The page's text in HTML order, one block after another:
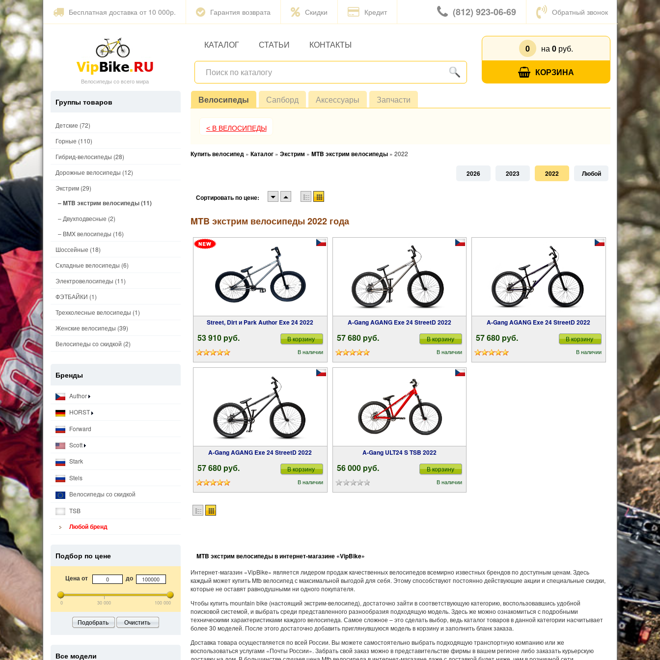
Бесплатная доставка от 10 000р. Гарантия возврата Скидки Кредит (812) 923-06-69 Обратный звонок
Велосипеды со всего мира
КАТАЛОГ СТАТЬИ КОНТАКТЫ 0 на 0руб.
КОРЗИНА
Велосипеды Сапборд Аксессуары Запчасти
< В ВЕЛОСИПЕДЫ
Купить велосипед » Каталог » Экстрим » MTB экстрим велосипеды » 2022
2026 2023 2022 Любой
Сортировать по цене:
MTB экстрим велосипеды 2022 года
Street, Dirt и Park Author Exe 24 2022
53 910 pуб. В корзину
В наличии
A-Gang AGANG Exe 24 StreetD 2022
57 680 pуб. В корзину
В наличии
A-Gang AGANG Exe 24 StreetD 2022
57 680 pуб. В корзину
В наличии
A-Gang AGANG Exe 24 StreetD 2022
57 680 pуб. В корзину
В наличии
A-Gang ULT24 S TSB 2022
56 000 pуб. В корзину
В наличии
MTB экстрим велосипеды в интернет-магазине «VipBike»
Интернет-магазин «VipBike» является лидером продаж качественных велосипедов всемирно известных брендов по доступным ценам. Здесь
каждый может купить Mtb велосипед с максимальной выгодой для себя. Этому способствуют постоянно действующие акции и специальные скидки,
которые не оставят равнодушными ни одного покупателя.
Чтобы купить mountain bike (настоящий экстрим-велосипед), достаточно зайти в соответствующую категорию, воспользовавшись удобной
поисковой системой, и выбрать среди представленного разнообразия подходящую модель. Здесь же можно ознакомиться с подробными
техническими характеристиками каждого велосипеда. Самое сложное – это сделать выбор, ведь каталог товаров в данной категории насчитывает
более 30 моделей. После этого достаточно добавить приглянувшуюся модель в корзину и заполнить бланк заказа.
Доставка товара осуществляется по всей России. Вы можете самостоятельно выбрать подходящую транспортную компанию или же
воспользоваться услугами «Почты России». Забрать свой заказ можно в представительстве фирмы в вашем регионе либо заказать курьерскую
Группы товаров
Детские (72)
Горные (110)
Гибрид-велосипеды (28)
Дорожные велосипеды (12)
Экстрим (29)
– MTB экстрим велосипеды(11)
– Двухподвесные (2)
– BMX велосипеды (16)
Шоссейные (18)
Складные велосипеды (6)
Электровелосипеды (11)
ФЭТБАЙКИ (1)
Трехколесные велосипеды (1)
Женские велосипеды (39)
Велосипеды со скидкой (2)
Бренды
Author
HORST
Forward
Scott
Stark
Stels
Велосипеды со скидкой
TSB
Любой бренд
Подбор по цене
Цена от до
0 30 000 100 000
Подобрать Очистить
Все модели